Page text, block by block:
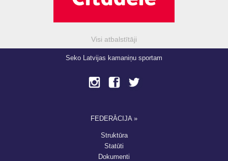
Visi atbalstītāji
Seko Latvijas kamaniņu sportam
FEDERĀCIJA »
Struktūra
Statūti
Dokumenti